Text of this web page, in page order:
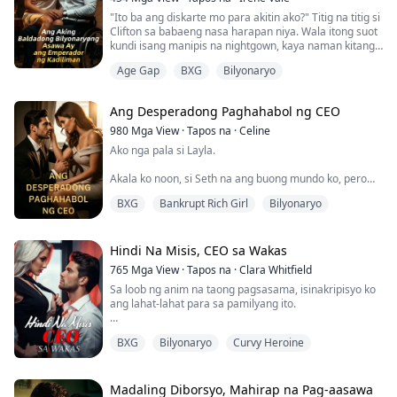
Matapos ang apat na taong...
"Ito ba ang diskarte mo para akitin ako?" Titig na titig si
Clifton sa babaeng nasa harapan niya. Wala itong suot
kundi isang manipis na nightgown, kaya naman kitang-
katawan nito.
Clifton ang kanyang mukha. Bahagyang kinagat ng
maninipis niyang labi ang aking collarbone. Gumapang
ang mga daliri...
Age Gap BXG Bilyonaryo
Ang Desperadong Paghahabol ng CEO
980 Mga View·Tapos na ·Celine
Ako nga pala si Layla.
Akala ko noon, si Seth na ang buong mundo ko, pero
dinurog lang ng mga panloloko't pagtataksil niya.
wala nang lingunan pa. Saka naman biglang nataranta
ang loko. Habol siya nang habol sa akin ngayon,
nagmamakaawa at ayaw na akong bitawan.
Ano ba talaga ang halaga ko sa 'yo...
BXG Bankrupt Rich Girl Bilyonaryo
Hindi Na Misis, CEO sa Wakas
765 Mga View·Tapos na ·Clara Whitfield
Sa loob ng anim na taong pagsasama, isinakripisyo ko
ang lahat-lahat para sa pamilyang ito.
oras at lakas niya sa ibang babae. Ang mas masaklap
BXG Bilyonaryo Curvy Heroine
Madaling Diborsyo, Mahirap na Pag-aasawa